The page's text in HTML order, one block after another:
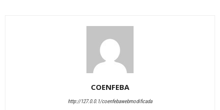
COENFEBA
http://127.0.0.1/coenfebawebmodificada